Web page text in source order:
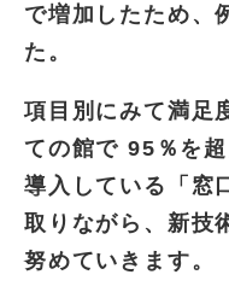
で増加したため、
た。
項目別にみて満足
ての館で 95％を
導入している「窓
取りながら、新技
努めていきます。